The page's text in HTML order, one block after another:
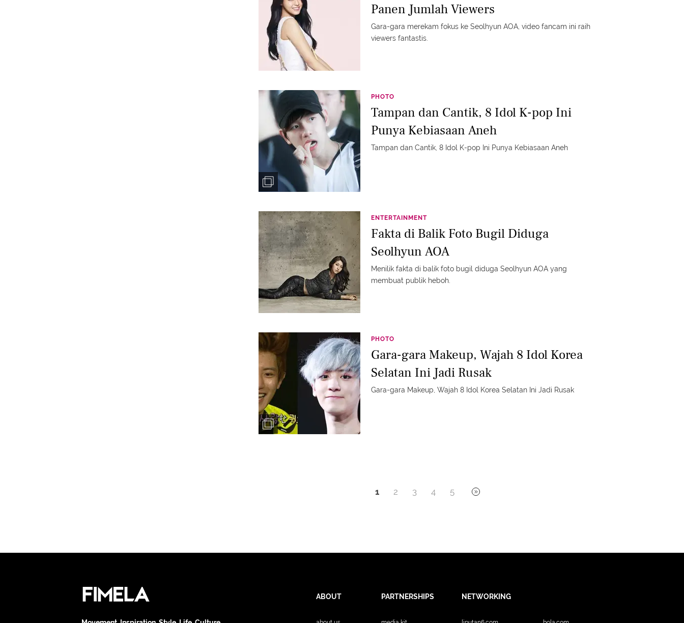
Panen Jumlah Viewers
Gara-gara merekam fokus ke Seolhyun AOA, video fancam ini raih
viewers fantastis.
PHOTO
Tampan dan Cantik, 8 Idol K-pop Ini
Punya Kebiasaan Aneh
Tampan dan Cantik, 8 Idol K-pop Ini Punya Kebiasaan Aneh
ENTERTAINMENT
Fakta di Balik Foto Bugil Diduga
Seolhyun AOA
Menilik fakta di balik foto bugil diduga Seolhyun AOA yang
membuat publik heboh.
PHOTO
Gara-gara Makeup, Wajah 8 Idol Korea
Selatan Ini Jadi Rusak
Gara-gara Makeup, Wajah 8 Idol Korea Selatan Ini Jadi Rusak
1 2 3 4 5
ABOUT PARTNERSHIPS NETWORKING